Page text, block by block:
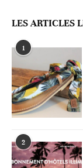
LES ARTICLES
1
2